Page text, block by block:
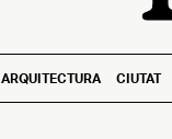
ARQUITECTURA CIUTAT